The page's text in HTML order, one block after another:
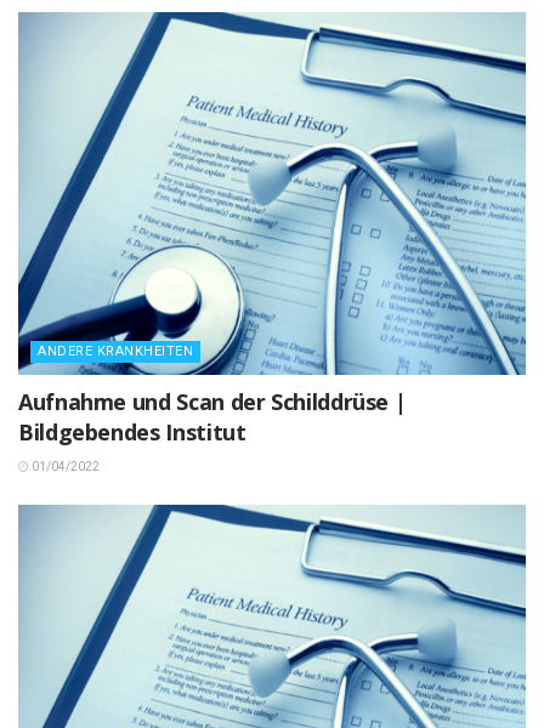
ANDERE KRANKHEITEN
Aufnahme und Scan der Schilddrüse |
Bildgebendes Institut
01/04/2022